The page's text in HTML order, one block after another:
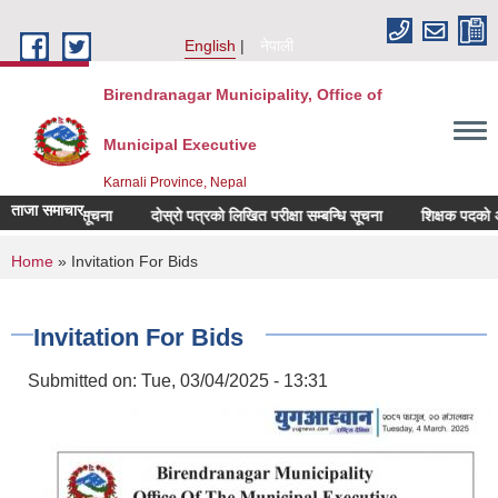
English
नेपाली
Birendranagar Municipality, Office of
Municipal Executive
Karnali Province, Nepal
ताजा समाचार
सूचना दोस्रो पत्रको लिखित परीक्षा सम्बन्धि सूचना शिक्षक पदको
You are here
Home » Invitation For Bids
Invitation For Bids
Submitted on: Tue, 03/04/2025 - 13:31